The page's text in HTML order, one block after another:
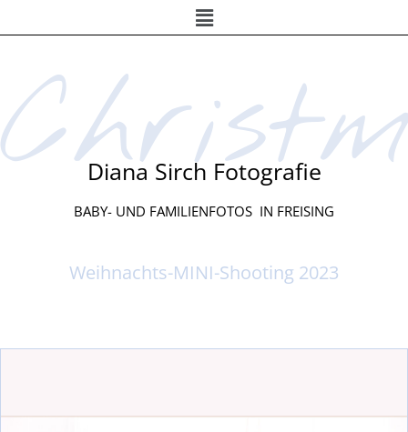
springen
Menü
Diana Sirch Fotografie
BABY- UND FAMILIENFOTOS IN FREISING
Weihnachts-MINI-Shooting 2023